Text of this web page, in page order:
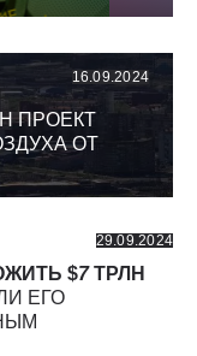
16.09.2024
ПРОЕКТ
ОТ
29.09.2024
$7ТРЛН
ЕГО